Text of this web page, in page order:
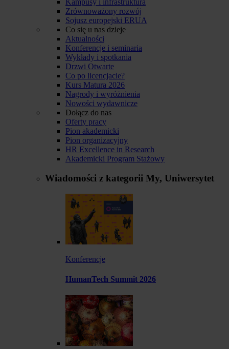
Zrównoważony rozwój
Sojusz europejski ERUA
Co się u nas dzieje
Aktualności
Konferencje i seminaria
Wykłady i spotkania
Drzwi Otwarte
Co po licencjacie?
Kurs Matura 2026
Nagrody i wyróżnienia
Nowości wydawnicze
Dołącz do nas
Oferty pracy
Pion akademicki
Pion organizacyjny
HR Excellence in Research
Akademicki Program Stażowy
Wiadomości z kategorii My, Uniwersytet
Konferencje
HumanTech Summit 2026